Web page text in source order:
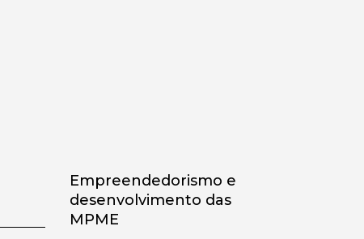
Empreendedorismo e
desenvolvimento das
MPME